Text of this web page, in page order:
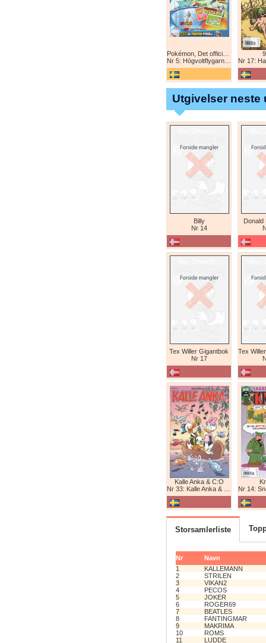
Nr 5: Högvoltflygarna mot Svart Rayquaza!
Nr 17: Harald
Utgivelser neste
Billy
Nr 14
Donald
Tex Willer Gigantbok
Nr 17
Kalle Anka & C:O
Nr 33: Kalle Anka & C:O
Nr 14:
Storsamlerliste
Nr
Navn
1
KALLEMANN
2
STRILEN
3
VIKAN2
4
PECOS
5
JOKER
6
ROGER69
7
BEATLES
8
FANTINGMAR
9
MAKRIMA
10
ROMS
11
LUDDE